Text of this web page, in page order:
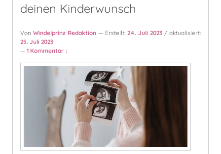
deinen Kinderwunsch
VonWindelprinz Redaktion — Erstellt: 24. Juli 2023/ aktualisiert:
25. Juli 2023
—1 Kommentar ↓